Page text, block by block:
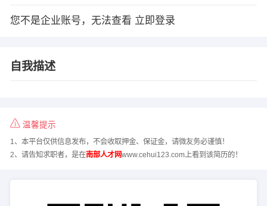
您不是企业账号，无法查看 立即登录
自我描述
温馨提示
1、本平台仅供信息发布，不会收取押金、保证金，请微友务必谨慎！
2、请告知求职者，是在南部人才网www.cehui123.com上看到该简历的！